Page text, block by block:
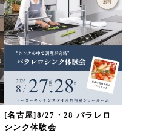
[名古屋]8/27・28 パラレロ
シンク体験会